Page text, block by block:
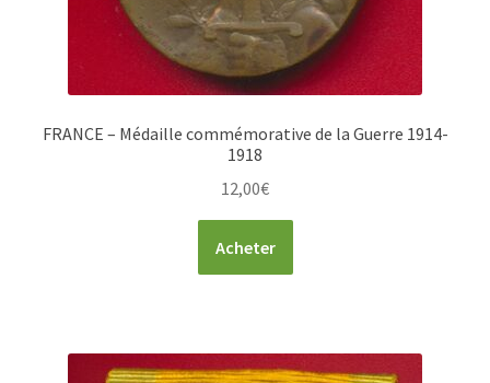
FRANCE – Médaille commémorative de la Guerre 1914-
1918
12,00€
Acheter